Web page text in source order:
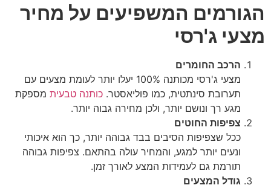
הגורמים המשפיעים על מחיר
מצעי ג'רסי
הרכב החומרים
מצעי ג'רסי מכותנה 100% יעלו יותר לעומת מצעים עם
תערובת סינתטית, כמו פוליאסטר. כותנה טבעית מספקת
מגע רך ונושם יותר, ולכן מחירה גבוה יותר.
צפיפות החוטים
ככל שצפיפות הסיבים בבד גבוהה יותר, כך הוא איכותי
ונעים יותר למגע, והמחיר עולה בהתאם. צפיפות גבוהה
תורמת גם לעמידות המצע לאורך זמן.
גודל המצעים